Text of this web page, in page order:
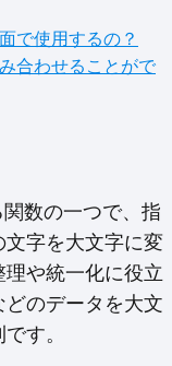
で使用するの？
合わせることがで
数の一つで、指
字を大文字に変
や統一化に役立
のデータを大文
す。